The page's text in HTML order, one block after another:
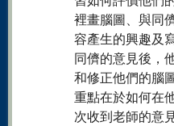
裡畫腦圖、與同
容產生的興趣及
同儕的意見後，
和修正他們的腦
重點在於如何在
次收到老師的意